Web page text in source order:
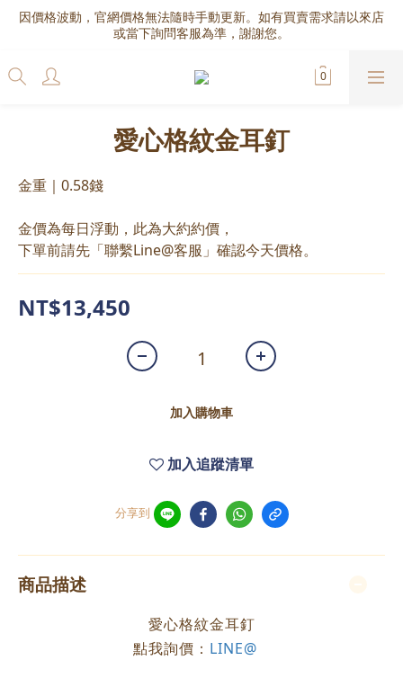
因價格波動，官網價格無法隨時手動更新。如有買賣需求請以來店
或當下詢問客服為準，謝謝您。
愛心格紋金耳釘
金重｜0.58錢
金價為每日浮動，此為大約約價，
下單前請先「聯繫Line@客服」確認今天價格。
NT$13,450
加入購物車
加入追蹤清單
分享到
商品描述
愛心格紋金耳釘
點我詢價： LINE@